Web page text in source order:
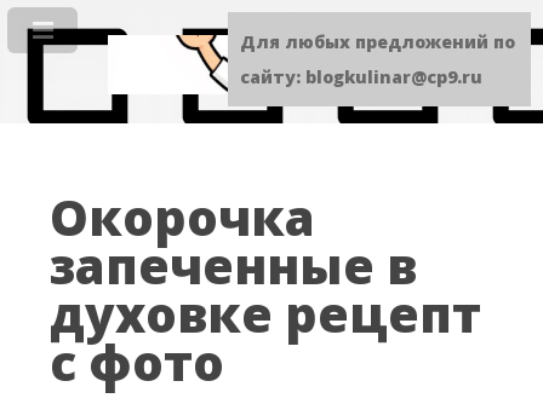
Окорочка
запеченные в
духовке рецепт
с фото
Для любых предложений по
сайту: blogkulinar@cp9.ru